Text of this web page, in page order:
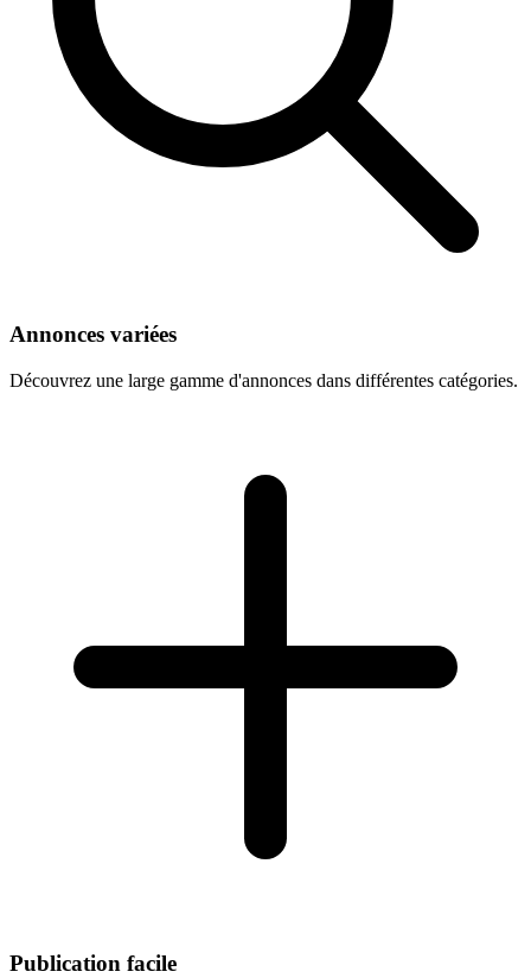
Annonces variées
Découvrez une large gamme d'annonces dans différentes catégories.
Publication facile